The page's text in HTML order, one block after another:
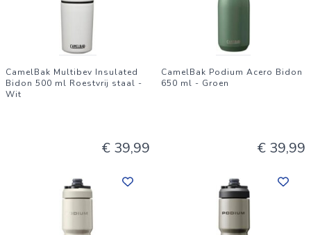
CamelBak Multibev Insulated
Bidon 500 ml Roestvrij staal -
Wit
€ 39,99
CamelBak Podium Acero Bidon
650 ml - Groen
€ 39,99